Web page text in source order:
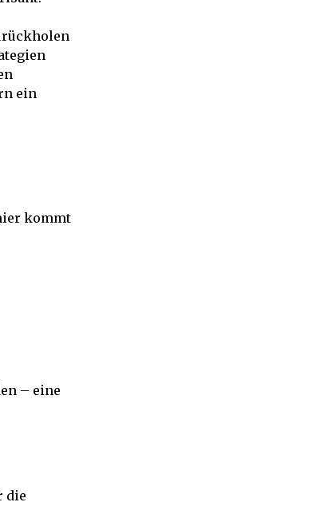
ein
kommt
– eine
die